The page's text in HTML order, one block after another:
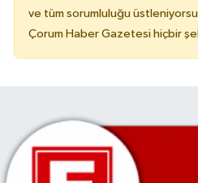
ve tüm sorumluluğu
Çorum Haber Gazetesi hiçbir